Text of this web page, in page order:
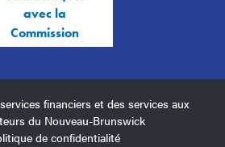
avec la
Commission
financiers et des services aux
du Nouveau-Brunswick
de confidentialité